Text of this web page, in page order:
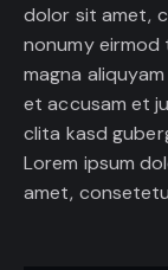
dolor sit amet,
nonumy
magna
et accusam et
clita kasd
Lorem ipsum
amet,